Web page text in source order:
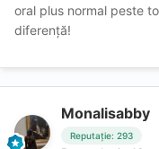
oral plus normal peste
diferență!
Monalisabby
Reputație: 293